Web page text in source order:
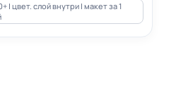
| цвет. слой внутри | макет за 1